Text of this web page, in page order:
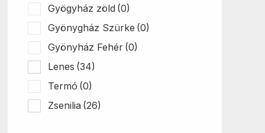
Gyögyház zöld (0)
Gyönygház Szürke (0)
Gyönyház Fehér (0)
Lenes (34)
Termó (0)
Zsenilia (26)